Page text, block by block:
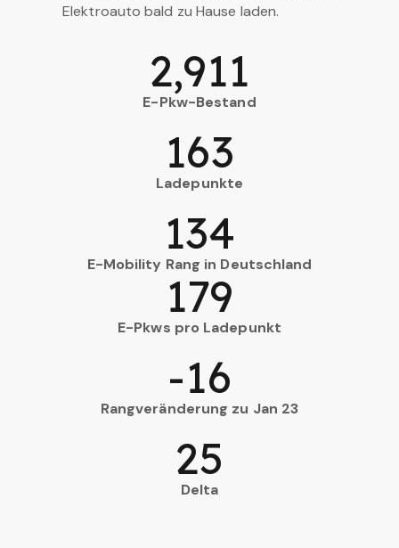
Elektroauto bald zu Hause laden.
E-Pkw-Bestand
2,911
Ladepunkte
163
E-Mobility Rang in Deutschland
134
E-Pkws pro Ladepunkt
179
Rangveränderung zu Jan 23
-16
Delta
25